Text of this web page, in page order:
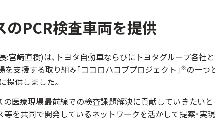
PCR検査車両を提供
:宮﨑直樹)は､トヨタ自動車ならびにトヨタグループ各社
支援する取り組み｢ココロハコブプロジェクト｣※の一つ
提供しました。
医療現場最前線での検査課題解決に貢献していきたい
を共同で開発しているネットワークを活かして提案･実